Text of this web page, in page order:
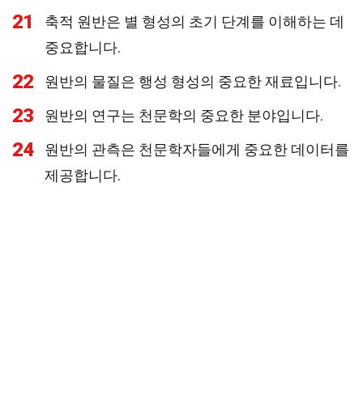
21
축적 원반은 별 형성의 초기 단계를 이해하는 데
중요합니다.
22 원반의 물질은 행성 형성의 중요한 재료입니다.
23 원반의 연구는 천문학의 중요한 분야입니다.
24
원반의 관측은 천문학자들에게 중요한 데이터를
제공합니다.